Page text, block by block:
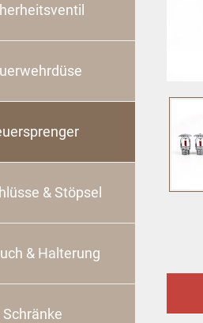
& Stöpsel
& Halterung
Schränke